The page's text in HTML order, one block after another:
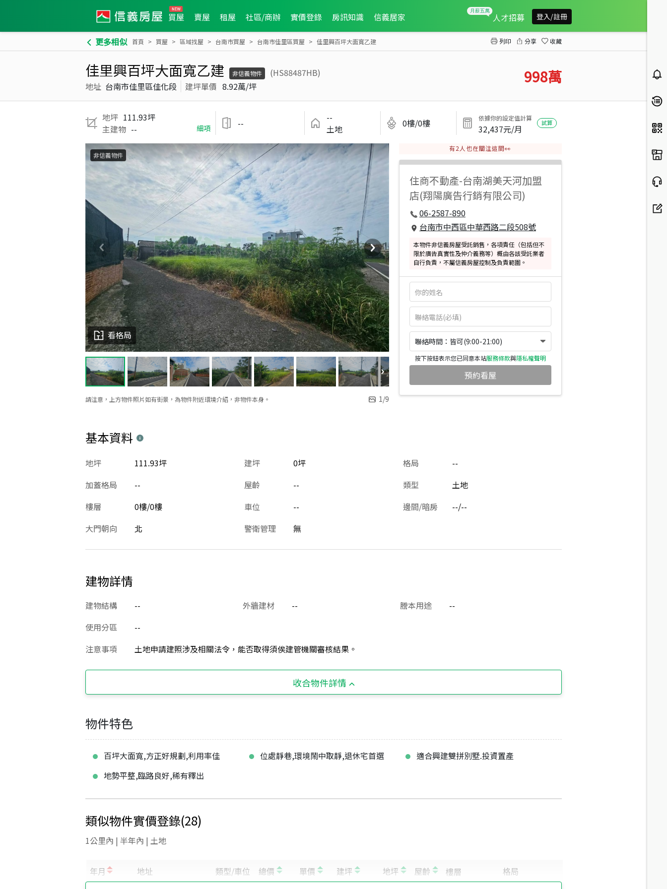
買屋 賣屋 租屋 社區/商辦 實價登錄 房訊知識 信義居家 人才招募 登入/註冊
更多相似 首頁 買屋 區域找屋 台南市買屋 台南市佳里區買屋 佳里興百坪大面寬乙建 列印 分享 收藏
佳里興百坪大面寬乙建 非信義物件
(HS88487HB)
地址 台南市佳里區佳化段 建坪單價 8.92萬/坪 998萬
地坪 111.93坪
主建物 -- 細項 --
--
土地
0樓/0樓 依據你的設定值計算
32,437元/月
試算
請注意，上方物件照片如有街景，為物件附近環境介紹，非物件本身。 1/9
看格局
非信義物件
有2 人也在關注這間👀
住商不動產-台南湖美天河加盟
店(翔陽廣告行銷有限公司)
06-2587-890
台南市中西區中華西路二段508號
本物件非信義房屋受託銷售，各項責任（包括但不
限於廣告真實性及仲介義務等）概由各該受託業者
自行負責，不屬信義房屋控制及負責範圍。
聯絡時間：皆可(9:00-21:00)
按下按鈕表示您已同意本站服務條款與隱私權聲明
預約看屋
基本資料
建坪 0坪
地坪 111.93坪 格局
--
加蓋格局
-- 屋齡 -- 類型
土地
樓層
0樓/0樓 車位 -- 邊間/暗房
--/--
大門朝向
北 警衛管理 無
建物詳情
建物結構 -- 外牆建材 -- 謄本用途
--
使用分區
--
注意事項
土地申請建照涉及相關法令，能否取得須俟建管機關審核結果。
收合物件詳情
物件特色
百坪大面寬,方正好規劃,利用率佳 位處靜巷,環境鬧中取靜,退休宅首選
適合興建雙拼別墅.投資置產
地勢平整,臨路良好,稀有釋出
類似物件實價登錄(28)
1公里內 | 半年內 | 土地